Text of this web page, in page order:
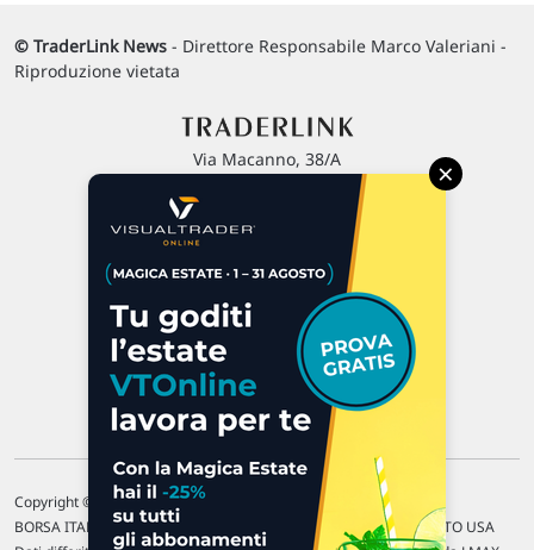
© TraderLink News - Direttore Responsabile Marco Valeriani -
Riproduzione vietata
Via Macanno, 38/A
P.IVA 02 452 460 401
Chi siamo
Commenti e segnalazioni
Contattaci
Copyright © 1996-2026 Traderlink Italia s.r.l.
BORSA ITALIANA Quotazioni di borsa differite di 15 min. / MERCATO USA
×